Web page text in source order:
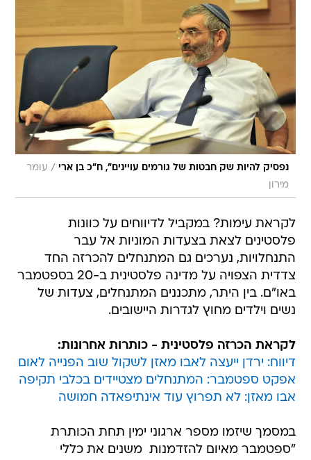
נפסיק להיות שק חבטות של גורמים עויינים", ח"כ בן ארי / עומר
מירון
לקראת עימות? במקביל לדיווחים על כוונות
פלסטינים לצאת בצעדות המוניות אל עבר
התנחלויות, נערכים גם המתנחלים להכרזה החד
צדדית הצפויה על מדינה פלסטינית ב-20 בספטמבר
באו"ם. בין היתר, מתכננים המתנחלים, צעדות של
נשים וילדים מחוץ לגדרות היישובים.
לקראת הכרזה פלסטינית - כותרות אחרונות:
דיווח: ירדן ייעצה לאבו מאזן לשקול שוב הפנייה לאום
אפקט ספטמבר: המתנחלים מצטיידים בכלבי תקיפה
אבו מאזן: לא תפרוץ עוד אינתיפאדה חמושה
במסמך שיזמו מספר ארגוני ימין תחת הכותרת
"ספטמבר מאיום להזדמנות  משנים את כללי